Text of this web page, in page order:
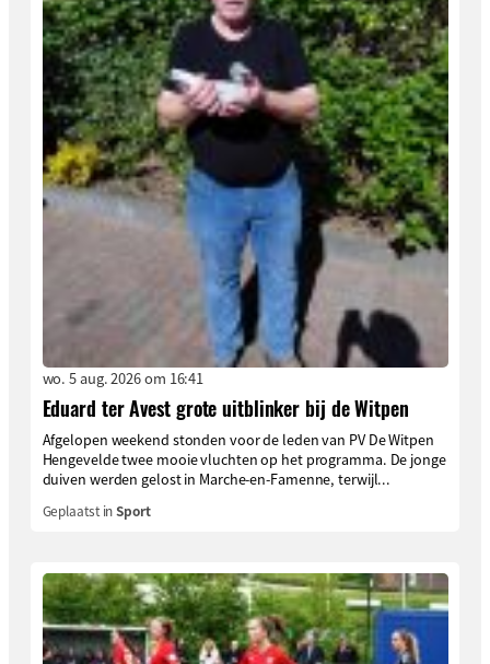
wo. 5 aug. 2026 om 16:41
Eduard ter Avest grote uitblinker bij de Witpen
Afgelopen weekend stonden voor de leden van PV De Witpen
Hengevelde twee mooie vluchten op het programma. De jonge
duiven werden gelost in Marche-en-Famenne, terwijl...
Geplaatst inSport